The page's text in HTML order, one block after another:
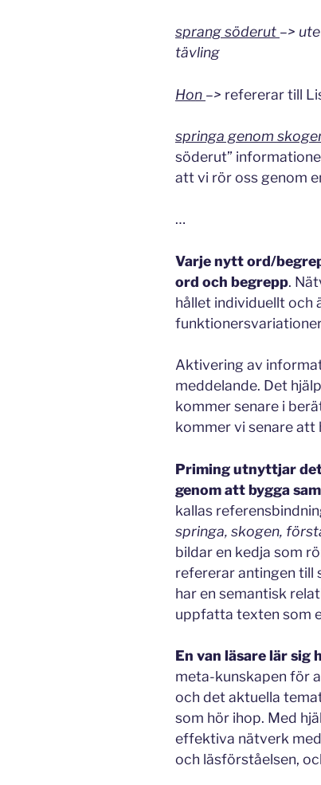
sprang söderut –>
tävling
Hon –> refererar till
springa genom
söderut”
att vi rör oss genom
…
Varje nytt ord/
ord och begrepp.
hållet individuellt och
Aktivering av
meddelande. Det
kommer senare i
kommer vi senare att
Priming utnyttjar
genom att bygga
kallas
springa, skogen,
bildar en kedja som
refererar antingen till
har en semantisk
uppfatta texten som
En van läsare lär
meta-kunskapen för
och det aktuella
som hör ihop. Med
effektiva nätverk
och läsförståelsen,